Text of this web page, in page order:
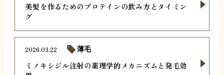
美髪を作るためのプロテインの飲み方とタイミン
グ
ミノキシジル注射の薬理学的メカニズムと発毛効
2026.03.22 薄毛